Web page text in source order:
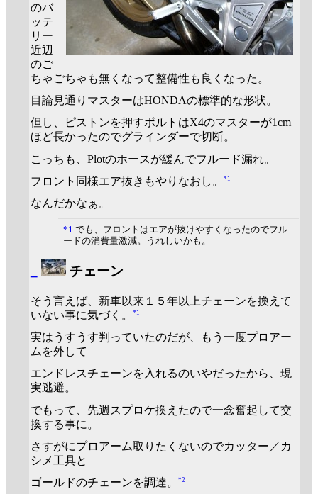
のバ
ッテ
リー
近辺
のご
ちゃごちゃも無くなって整備性も良くなった。
目論見通りマスターはHONDAの標準的な形状。
但し、ピストンを押すボルトはX4のマスターが1cm
ほど長かったのでグラインダーで切断。
こっちも、Plotのホースが緩んでフルード漏れ。
フロント同様エア抜きもやりなおし。
*1
なんだかなぁ。
*1 でも、フロントはエアが抜けやすくなったのでフル
ードの消費量激減。うれしいかも。
チェーン
そう言えば、新車以来１５年以上チェーンを換えて
いない事に気づく。
*1
実はうすうす判っていたのだが、もう一度プロアー
ムを外して
エンドレスチェーンを入れるのいやだったから、現
実逃避。
でもって、先週スプロケ換えたので一念奮起して交
換する事に。
さすがにプロアーム取りたくないのでカッター／カ
シメ工具と
ゴールドのチェーンを調達。
*2